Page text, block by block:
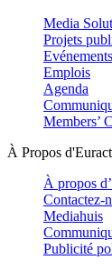
Media
Projets
Evénements
Emplois
Agenda
Members’
À Propos
À propos
Contactez-
Mediahuis
Publicité